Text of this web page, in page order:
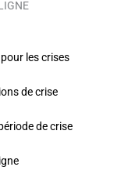
les crises
de crise
de crise